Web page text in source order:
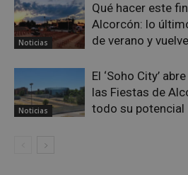
Noticias
Qué hacer este
Alcorcón: lo
de verano y
Noticias
El ‘Soho City’
las Fiestas de
todo su potencial
Privacy Policy